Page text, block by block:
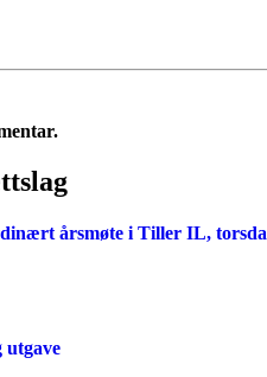
årsmøte i Tiller IL,
utgave